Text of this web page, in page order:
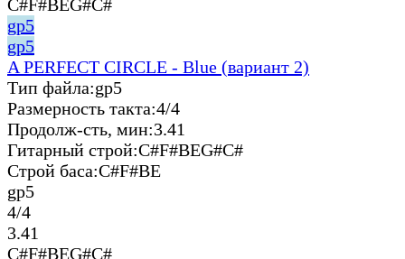
C#F#BEG#C#
gp5
gp5
A PERFECT CIRCLE - Blue (вариант 2)
Тип файла:gp5
Размерность такта:4/4
Продолж-сть, мин:3.41
Гитарный строй:C#F#BEG#C#
Строй баса:C#F#BE
gp5
4/4
3.41
C#F#BEG#C#